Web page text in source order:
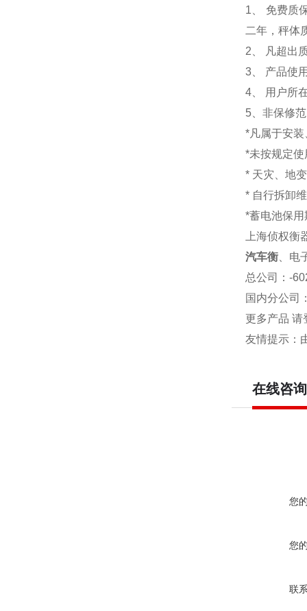
1 、 免费
二年，秤体
2、 凡超出
3、 产品使
4、 用户所
5、非保修
*凡属于安
*未按规定
* 天灾、地
* 自行拆卸
*蓄电池保用
上海侦权
汽车衡 、
总公司
：-
国内分公司
更多产品 请
友情提示：
在线咨询
您
您
联